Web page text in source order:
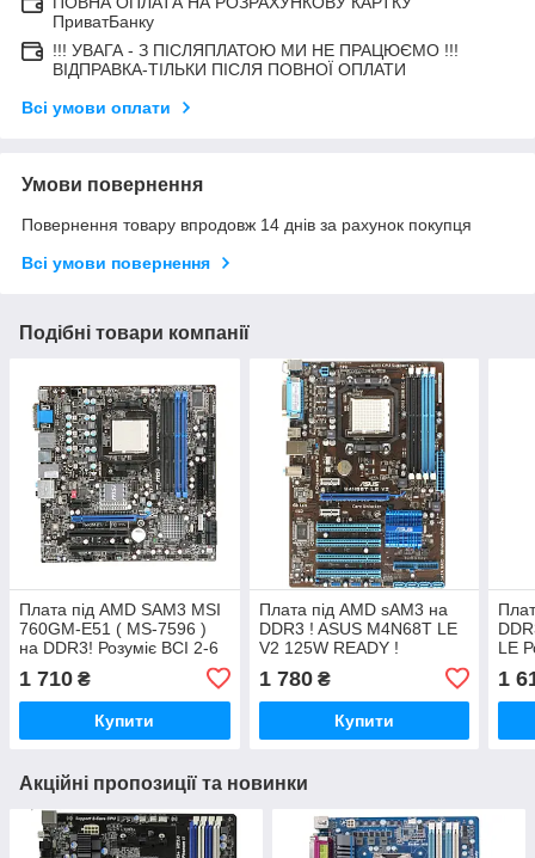
ПриватБанку
!!! УВАГА - З ПІСЛЯПЛАТОЮ МИ НЕ ПРАЦЮЄМО !!!
ВІДПРАВКА-ТІЛЬКИ ПІСЛЯ ПОВНОЇ ОПЛАТИ
Всі умови оплати
Умови повернення
Повернення товару впродовж 14 днів за рахунок покупця
Всі умови повернення
Подібні товари компанії
Плата під AMD SAM3 MSI
760GM-E51 ( MS-7596 )
на DDR3! Розуміє ВСІ 2-6
1100T 125W
1 710 ₴
Купити
Плата під AMD sAM3 на
DDR3 ! ASUS M4N68T LE
V2 125W READY !
РОЗУМІЄ ВСІ 2-6 ЯДЕРНІ
ПРОЦИ AM3 X2-X6 до
1100T
1 780₴
Купити
LE
1
Акційні пропозиції та новинки